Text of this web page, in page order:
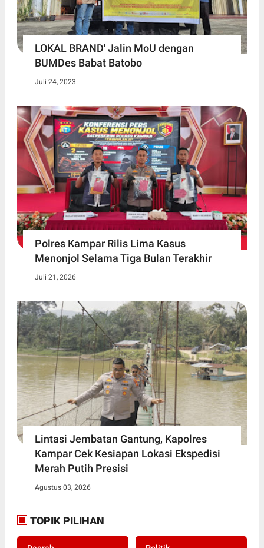
LOKAL BRAND' Jalin MoU dengan
BUMDes Babat Batobo
Juli 24, 2023
Polres Kampar Rilis Lima Kasus
Menonjol Selama Tiga Bulan Terakhir
Juli 21, 2026
Lintasi Jembatan Gantung, Kapolres
Kampar Cek Kesiapan Lokasi Ekspedisi
Merah Putih Presisi
Agustus 03, 2026
TOPIK PILIHAN